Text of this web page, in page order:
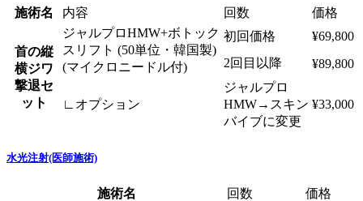
施術名 内容 回数 価格
首の縦
横ジワ
撃退セ
ット
ジャルプロHMW+ボトック
スリフト (50単位・韓国製)
(マイクロニードル付)
初回価格
¥69,800
2回目以降
¥89,800
∟オプション
ジャルプロ
HMW→スキン
バイブに変更
¥33,000
水光注射(医師施術)
施術名 回数 価格